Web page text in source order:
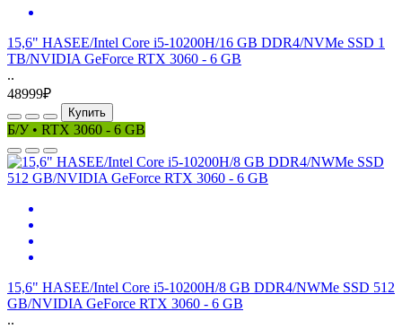
15,6" HASEE/Intel Core i5-10200H/16 GB DDR4/NVMe SSD 1
TB/NVIDIA GeForce RTX 3060 - 6 GB
..
48999₽
Купить
Б/У • RTX 3060 - 6 GB
15,6" HASEE/Intel Core i5-10200H/8 GB DDR4/NWMe SSD 512
GB/NVIDIA GeForce RTX 3060 - 6 GB
..